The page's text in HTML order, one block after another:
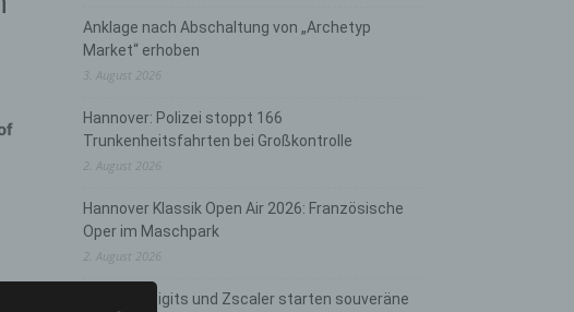
Anklage nach Abschaltung von „Archetyp
Market“ erhoben
3. August 2026
Hannover: Polizei stoppt 166
Trunkenheitsfahrten bei Großkontrolle
2. August 2026
Hannover Klassik Open Air 2026: Französische
Oper im Maschpark
2. August 2026
Schwarz Digits und Zscaler starten souveräne